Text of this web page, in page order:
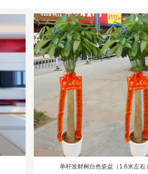
单杆发财树白色瓷盆（1.6米左右）